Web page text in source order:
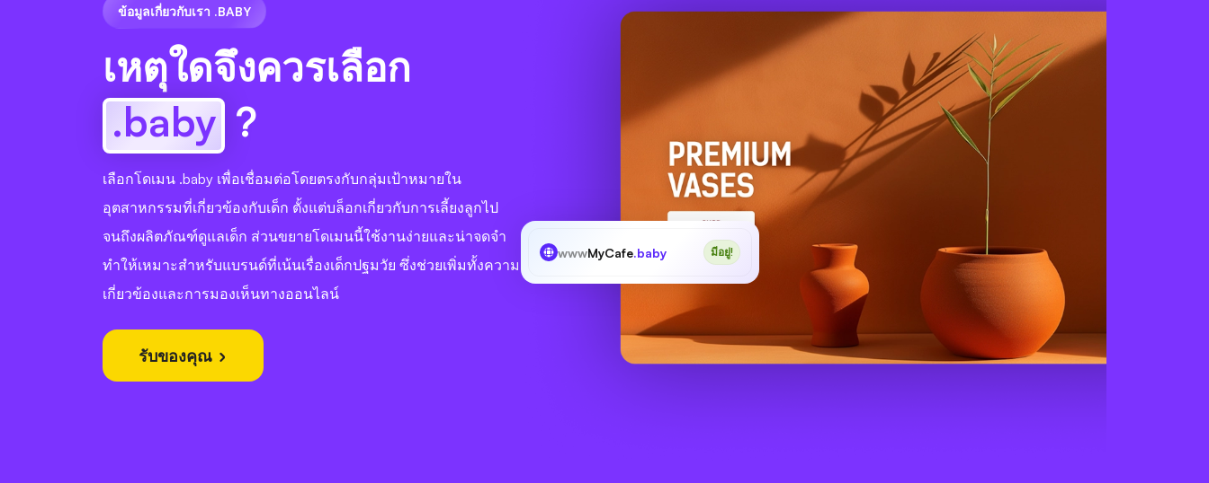
ข้อมูลเกี่ยวกับเรา .BABY
เหตุใดจึงควรเลือก
.baby ?
เลือกโดเมน .baby เพื่อเชื่อมต่อโดยตรงกับกลุ่มเป้าหมายใน
อุตสาหกรรมที่เกี่ยวข้องกับเด็ก ตั้งแต่บล็อกเกี่ยวกับการเลี้ยงลูกไป
จนถึงผลิตภัณฑ์ดูแลเด็ก ส่วนขยายโดเมนนี้ใช้งานง่ายและน่าจดจำ
ทำให้เหมาะสำหรับแบรนด์ที่เน้นเรื่องเด็กปฐมวัย ซึ่งช่วยเพิ่มทั้งความ
เกี่ยวข้องและการมองเห็นทางออนไลน์
รับของคุณ
wwwMyCafe.baby มีอยู่!